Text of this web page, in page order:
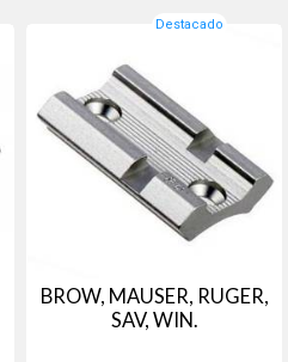
Destacado
BROW, MAUSER, RUGER,
SAV, WIN.